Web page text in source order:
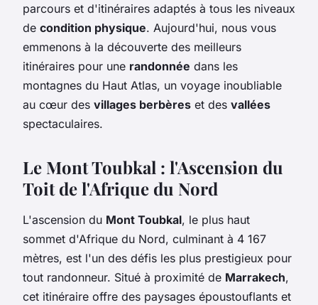
parcours et d'itinéraires adaptés à tous les niveaux
de condition physique. Aujourd'hui, nous vous
emmenons à la découverte des meilleurs
itinéraires pour une randonnée dans les
montagnes du Haut Atlas, un voyage inoubliable
au cœur des villages berbères et des vallées
spectaculaires.
Le Mont Toubkal : l'Ascension du
Toit de l'Afrique du Nord
L'ascension du Mont Toubkal, le plus haut
sommet d'Afrique du Nord, culminant à 4 167
mètres, est l'un des défis les plus prestigieux pour
tout randonneur. Situé à proximité de Marrakech,
cet itinéraire offre des paysages époustouflants et